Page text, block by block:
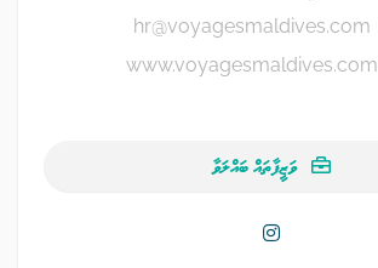
hr@voyagesmaldives.com
www.voyagesmaldives.com
ވަޒީފާތައް ބައްލަވާ